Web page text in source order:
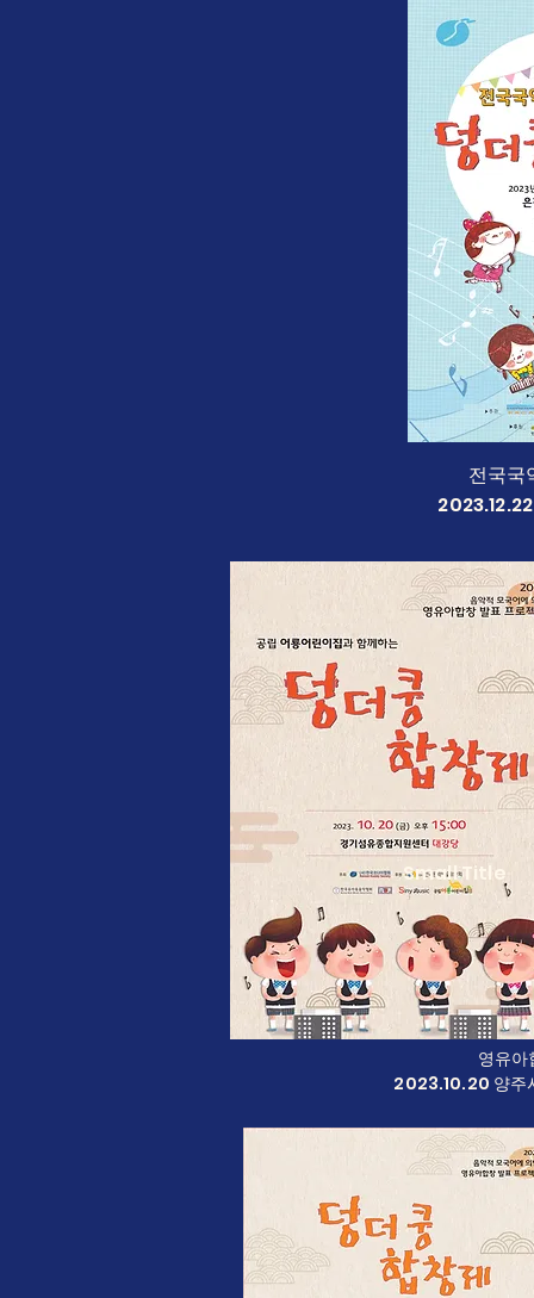
전국국
Small Title
영유아
2023.10.20 양주